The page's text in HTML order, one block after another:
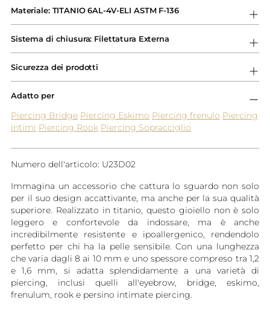
prodotto
al
carrello...
Materiale: TITANIO 6AL-4V-ELI ASTM F-136
Sistema di chiusura: Filettatura Externa
Sicurezza dei prodotti
Adatto per
Piercing Bridge Piercing Eskimo Piercing frenulo Piercing
intimi Piercing Rook Piercing Sopracciglio
Numero dell'articolo: U23D02
Immagina un accessorio che cattura lo sguardo non solo
per il suo design accattivante, ma anche per la sua qualità
superiore. Realizzato in titanio, questo gioiello non è solo
leggero e confortevole da indossare, ma è anche
incredibilmente resistente e ipoallergenico, rendendolo
perfetto per chi ha la pelle sensibile. Con una lunghezza
che varia dagli 8 ai 10 mm e uno spessore compreso tra 1,2
e 1,6 mm, si adatta splendidamente a una varietà di
piercing, inclusi quelli all'eyebrow, bridge, eskimo,
frenulum, rook e persino intimate piercing.